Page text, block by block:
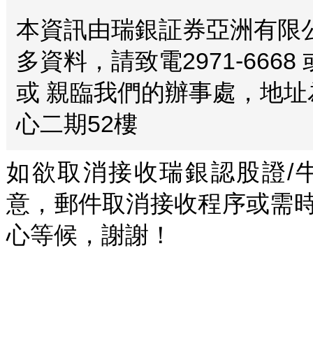
本資訊由瑞銀証券亞洲有限
多資料，請致電2971-6668
或 親臨我們的辦事處，地
心二期52樓
如欲取消接收瑞銀認股證/
意，郵件取消接收程序或需
心等候，謝謝！